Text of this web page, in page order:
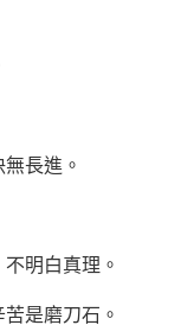
長進。
明白真理。
是磨刀石。